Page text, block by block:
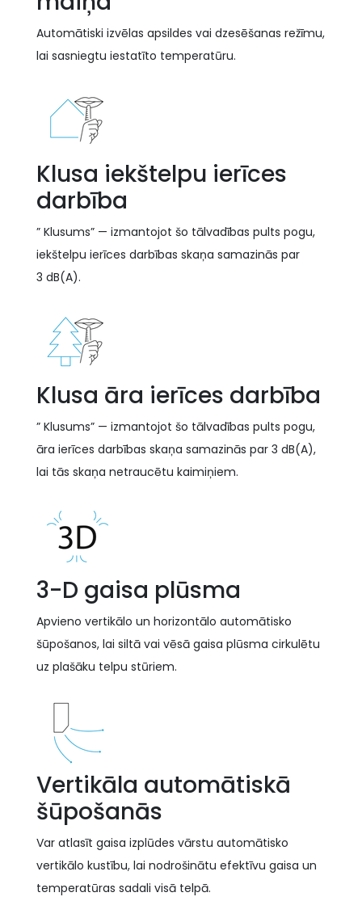
Automātiski izvēlas apsildes vai dzesēšanas režīmu,
lai sasniegtu iestatīto temperatūru.
Klusa iekštelpu ierīces
darbība
” Klusums” — izmantojot šo tālvadības pults pogu,
iekštelpu ierīces darbības skaņa samazinās par
3 dB(A).
Klusa āra ierīces darbība
” Klusums” — izmantojot šo tālvadības pults pogu,
āra ierīces darbības skaņa samazinās par 3 dB(A),
lai tās skaņa netraucētu kaimiņiem.
3-D gaisa plūsma
Apvieno vertikālo un horizontālo automātisko
šūpošanos, lai siltā vai vēsā gaisa plūsma cirkulētu
uz plašāku telpu stūriem.
Vertikāla automātiskā
šūpošanās
Var atlasīt gaisa izplūdes vārstu automātisko
vertikālo kustību, lai nodrošinātu efektīvu gaisa un
temperatūras sadali visā telpā.